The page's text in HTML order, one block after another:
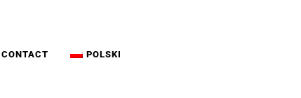
CONTACT POLSKI